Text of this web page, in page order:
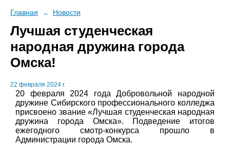
Главная → Новости
Лучшая студенческая
народная дружина города
Омска!
22 февраля 2024 г.
20 февраля 2024 года Добровольной народной
дружине Сибирского профессионального колледжа
присвоено звание «Лучшая студенческая народная
дружина города Омска». Подведение итогов
ежегодного смотр-конкурса прошло в
Администрации города Омска.